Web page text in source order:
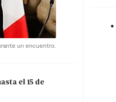
un encuentro.
el 15 de